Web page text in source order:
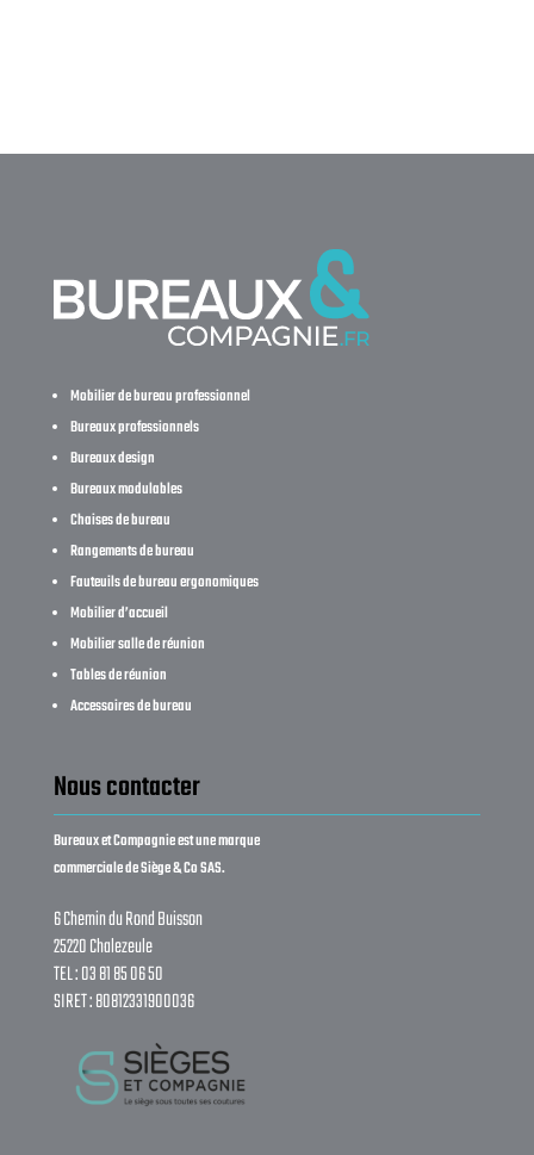
Mobilier de bureau professionnel
Bureaux professionnels
Bureaux design
Bureaux modulables
Chaises de bureau
Rangements de bureau
Fauteuils de bureau ergonomiques
Mobilier d’accueil
Mobilier salle de réunion
Tables de réunion
Accessoires de bureau
Nous contacter
Bureaux et Compagnie est une marque
commerciale de Siège & Co SAS.
6 Chemin du Rond Buisson
25220 Chalezeule
TEL : 03 81 85 06 50
SIRET : 80812331900036